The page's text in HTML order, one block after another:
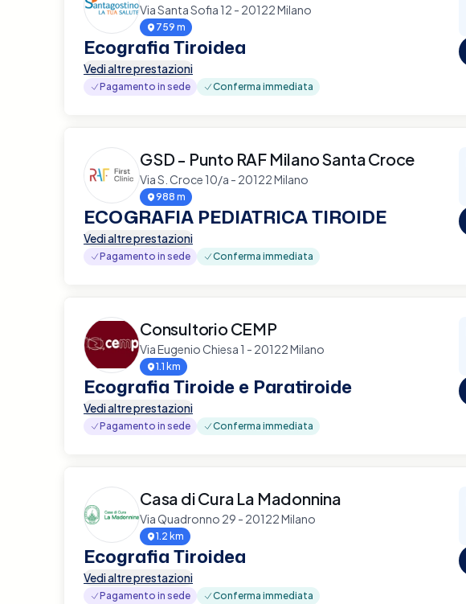
Via Santa Sofia 12 - 20122 Milano
759 m
Ecografia Tiroidea
Vedi altre prestazioni
Pagamento in sede Conferma immediata
GSD - Punto RAF Milano Santa Croce
Via S. Croce 10/a - 20122 Milano
988 m
ECOGRAFIA PEDIATRICA TIROIDE
Vedi altre prestazioni
Pagamento in sede Conferma immediata
Consultorio CEMP
Via Eugenio Chiesa 1 - 20122 Milano
1.1 km
Ecografia Tiroide e Paratiroide
Vedi altre prestazioni
Pagamento in sede Conferma immediata
Casa di Cura La Madonnina
Via Quadronno 29 - 20122 Milano
1.2 km
Ecografia Tiroidea
Vedi altre prestazioni
Pagamento in sede Conferma immediata